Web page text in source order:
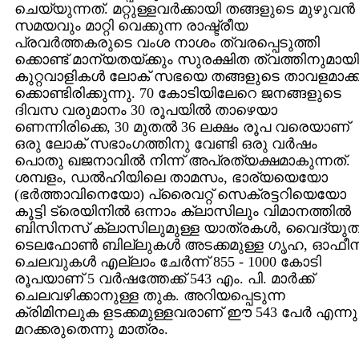
ചെയ്യുന്നത്‌. മറ്റുള്ളവര്‍ക്കായി തങ്ങളുടെ മുഴുവന്‍
സമയവും മാറ്റി വെക്കുന്ന രാഷ്ട്രീയ
പ്രവര്‍ത്തകരുടെ വംശ നാശം ത്വരപ്പെടുത്തി
ക്കൊണ്ട്‌ മാന്യതയ്‌ക്കും സുരക്ഷിത ത്വത്തിനുമായി
കുറ്റവാളികള്‍ ലോക്‌ സഭയെ തങ്ങളുടെ
ക്കൊണ്ടിരിക്കുന്നു. 70 കോടിയിലേറെ ജനങ്ങളുടെ
ദിവസ വരുമാനം 30 രൂപയില്‍ താഴെയാ
ണെന്നിരിക്കെ, 30 മുതല്‍ 36 ലക്ഷം രൂപ വരെയാണ്‌
ഒരു ലോക്‌ സഭാംഗത്തിനു വേണ്ടി ഒരു വര്‍ഷം
പൊതു ഖജനാവില്‍ നിന്ന്‌ അപ്രത്യക്ഷമാകുന്നത്‌.
ശമ്പളം, ഡല്‍ഹിയിലെ താമസം, ഭാര്യയെയോ
(ഭര്‍ത്താവിനെയോ) പ്രൈവറ്റ്‌ സെക്രട്ടറിയെയോ
കൂട്ടി ട്രെയിനില്‍ ഒന്നാം ക്ലാസിലും വിമാനത്തില്‍
ബിസിനസ്‌ ക്ലാസിലുമുള്ള യാത്രകള്‍,
ടെലഫോണ്‍ ബില്ലുകള്‍ അടക്കമുള്ള ഗൃഹ,
ചെലവുകള്‍ എല്ലാം ചേര്‍ന്ന്‌ 855 - 1000 കോടി
രൂപയാണ്‌ 5 വര്‍ഷത്തേക്ക്‌ 543 എം. പി. മാര്‍ക്ക്‌
ചെലവഴിക്കാനുള്ള തുക. അറിയപ്പെടുന്ന
ക്രിമിനലുക ളടക്കമുള്ളവരാണ്‌ ഈ 543 പേര്‍ എന്നു
മറക്കരുതെന്നു മാത്രം.